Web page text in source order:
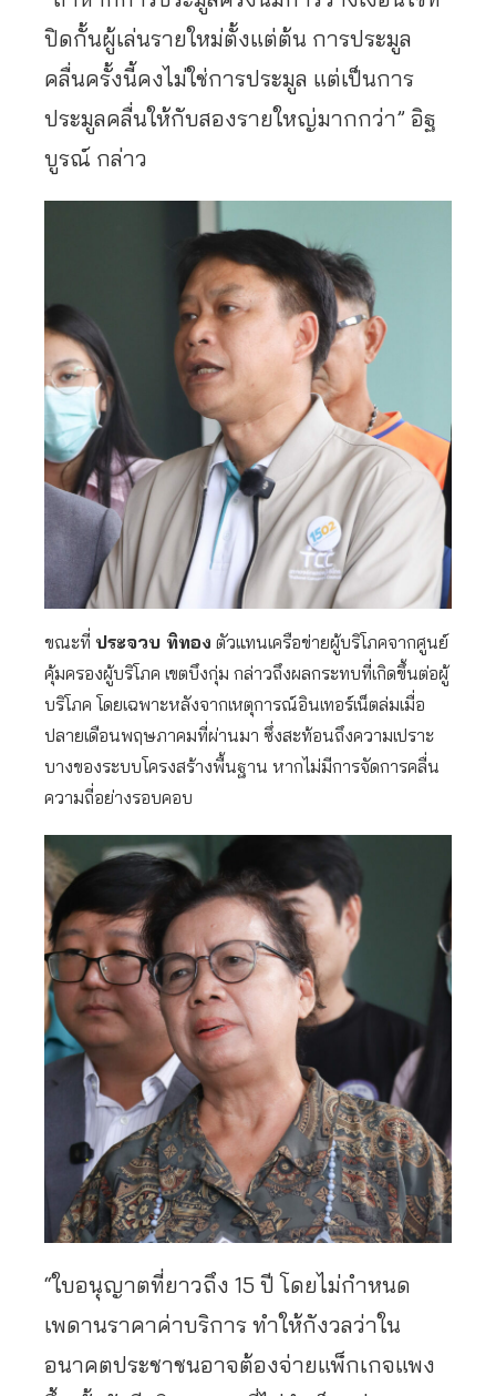
ปิดกั้นผู้เล่นรายใหม่ตั้งแต่ต้น การประมูล
คลื่นครั้งนี้คงไม่ใช่การประมูล แต่เป็นการ
ประมูลคลื่นให้กับสองรายใหญ่มากกว่า” อิฐ
บูรณ์ กล่าว
ขณะที่ ประจวบ ทิทอง ตัวแทนเครือข่ายผู้บริโภคจากศูนย์
คุ้มครองผู้บริโภค เขตบึงกุ่ม กล่าวถึงผลกระทบที่เกิดขึ้นต่อผู้
บริโภค โดยเฉพาะหลังจากเหตุการณ์อินเทอร์เน็ตล่มเมื่อ
ปลายเดือนพฤษภาคมที่ผ่านมา ซึ่งสะท้อนถึงความเปราะ
บางของระบบโครงสร้างพื้นฐาน หากไม่มีการจัดการคลื่น
ความถี่อย่างรอบคอบ
“ใบอนุญาตที่ยาวถึง 15 ปี โดยไม่กำหนด
เพดานราคาค่าบริการ ทำให้กังวลว่าใน
อนาคตประชาชนอาจต้องจ่ายแพ็กเกจแพง